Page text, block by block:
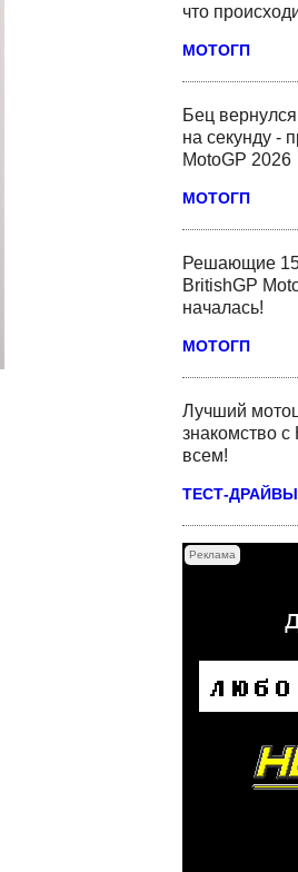
что
МОТОГП
Бец
на секунду -
MotoGP 2026
МОТОГП
Решающие 15
BritishGP
началась!
МОТОГП
Лучший
знакомство
всем!
ТЕСТ-ДРАЙВЫ
Реклама